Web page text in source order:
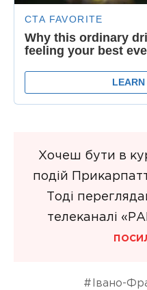
Хочеш бути в
подій
Тоді
телеканалі
Івано-